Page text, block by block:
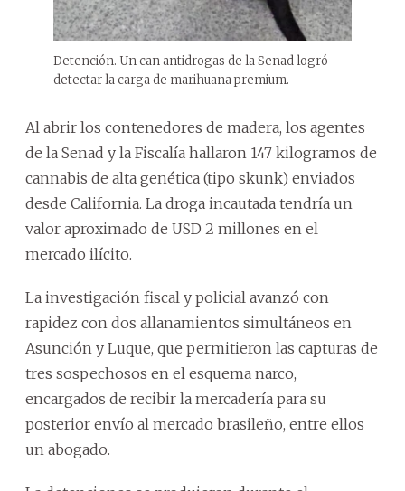
Detención. Un can antidrogas de la Senad logró
detectar la carga de marihuana premium.
Al abrir los contenedores de madera, los agentes
de la Senad y la Fiscalía hallaron 147 kilogramos de
cannabis de alta genética (tipo skunk) enviados
desde California. La droga incautada tendría un
valor aproximado de USD 2 millones en el
mercado ilícito.
La investigación fiscal y policial avanzó con
rapidez con dos allanamientos simultáneos en
Asunción y Luque, que permitieron las capturas de
tres sospechosos en el esquema narco,
encargados de recibir la mercadería para su
posterior envío al mercado brasileño, entre ellos
un abogado.